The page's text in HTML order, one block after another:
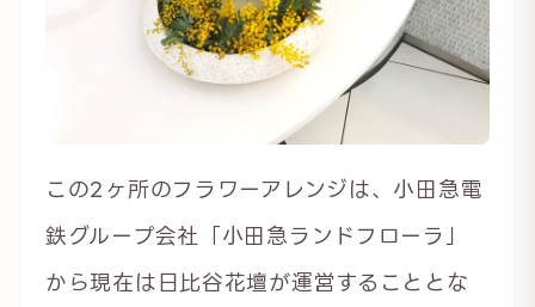
この2ヶ所のフラワーアレンジは、小田急電
鉄グループ会社「小田急ランドフローラ」
から現在は日比谷花壇が運営することとな